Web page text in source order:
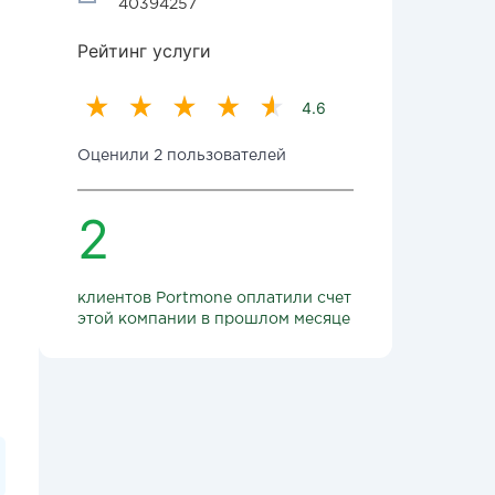
40394257
Рейтинг услуги
4.6
Оценили 2 пользователей
2
клиентов Portmone оплатили счет
этой компании в прошлом месяце